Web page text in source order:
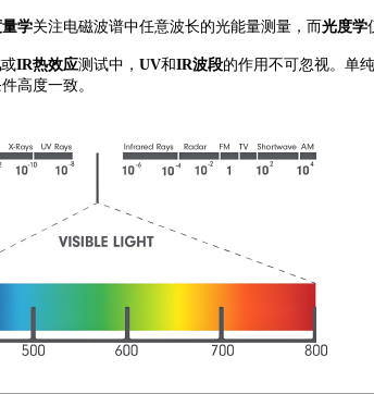
学关注电磁波谱中任意波长的光能量测量，而光度学
或IR热效应测试中， UV和IR波段的作用不可忽视。单
高度一致。